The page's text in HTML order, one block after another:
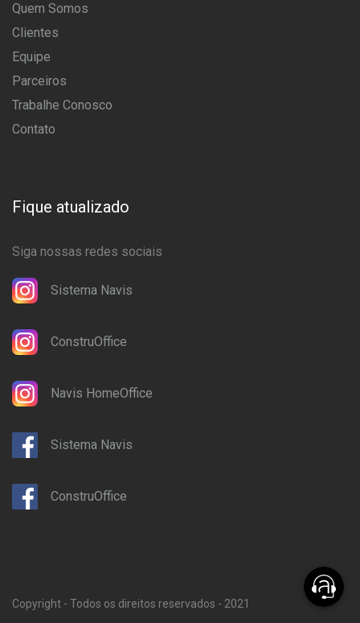
Quem Somos
Clientes
Equipe
Parceiros
Trabalhe Conosco
Contato
Fique atualizado
Siga nossas redes sociais
Sistema Navis
ConstruOffice
Navis HomeOffice
Sistema Navis
ConstruOffice
Copyright - Todos os direitos reservados - 2021